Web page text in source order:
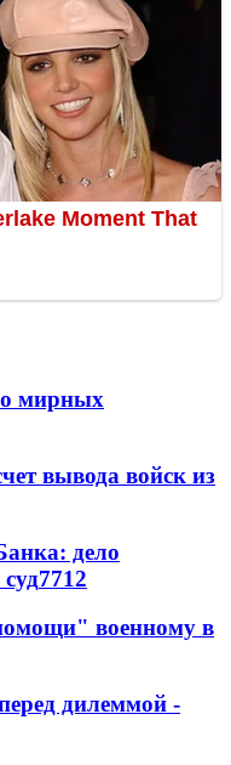
о мирных
вывода войск из
дело
7712
военному в
дилеммой -